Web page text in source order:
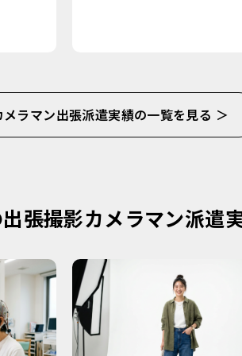
ラマン出張派遣実績の一覧を見る ＞
張撮影カメラマン派遣